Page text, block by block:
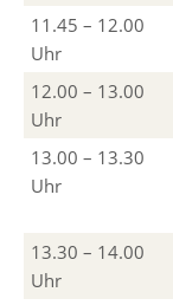
11.45 – 12.00
Uhr
12.00 – 13.00
Uhr
13.00 – 13.30
Uhr
13.30 – 14.00
Uhr